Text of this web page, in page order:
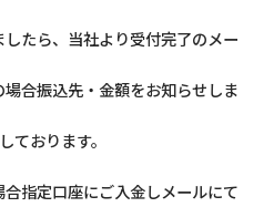
たら、当社より受付完了のメー
場合振込先・金額をお知らせしま
ております。
指定口座にご入金しメールにて